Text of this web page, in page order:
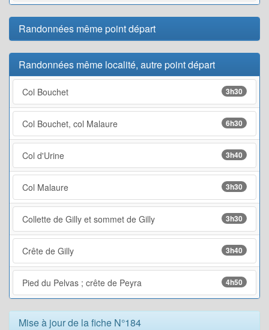
Randonnées même point départ
Randonnées même localité, autre point départ
Col Bouchet 3h30
Col Bouchet, col Malaure 6h30
Col d'Urine 3h40
Col Malaure 3h30
Collette de Gilly et sommet de Gilly 3h30
Crête de Gilly 3h40
Pied du Pelvas ; crête de Peyra 4h50
Mise à jour de la fiche N°184